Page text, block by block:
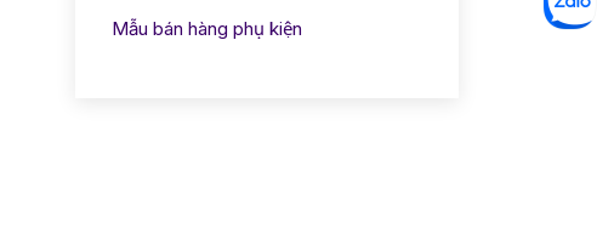
Mẫu bán hàng phụ kiện